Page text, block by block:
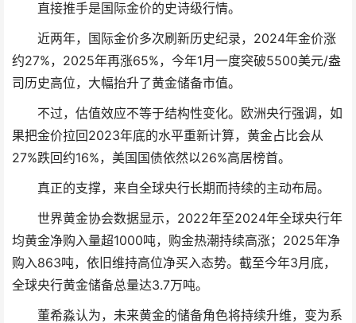
直接推手是国际金价的史诗级行情。
近两年，国际金价多次刷新历史纪录，2024年金价涨
约27%，2025年再涨65%，今年1月一度突破5500美元/盎
司历史高位，大幅抬升了黄金储备市值。
不过，估值效应不等于结构性变化。欧洲央行强调，如
果把金价拉回2023年底的水平重新计算，黄金占比会从
27%跌回约16%，美国国债依然以26%高居榜首。
真正的支撑，来自全球央行长期而持续的主动布局。
世界黄金协会数据显示，2022年至2024年全球央行年
均黄金净购入量超1000吨，购金热潮持续高涨；2025年净
购入863吨，依旧维持高位净买入态势。截至今年3月底，
全球央行黄金储备总量达3.7万吨。
董希淼认为，未来黄金的储备角色将持续升维，变为系